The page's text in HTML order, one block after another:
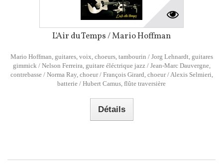
L'Air du Temps / Mario Hoffman
Mario Hoffman, guitares, voix, choeurs, tambourin / Jorg Lehnardt, guitares
gimmick / Nelson Ferreira, guitare éléctrique jazz / Jean-Marc Dauvergne,
contrebasse / Norma Ray, choeur / François Girard, choeur / Alexis Selmieri,
batterie / Hubert Camus, flûte traversière
Détails